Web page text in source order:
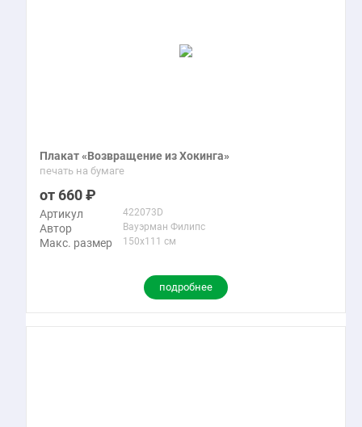
Плакат «Возвращение из Хокинга»
печать на бумаге
660
Артикул 422073D
Автор Вауэрман Филипс
Макс. размер 150x111 см
подробнее